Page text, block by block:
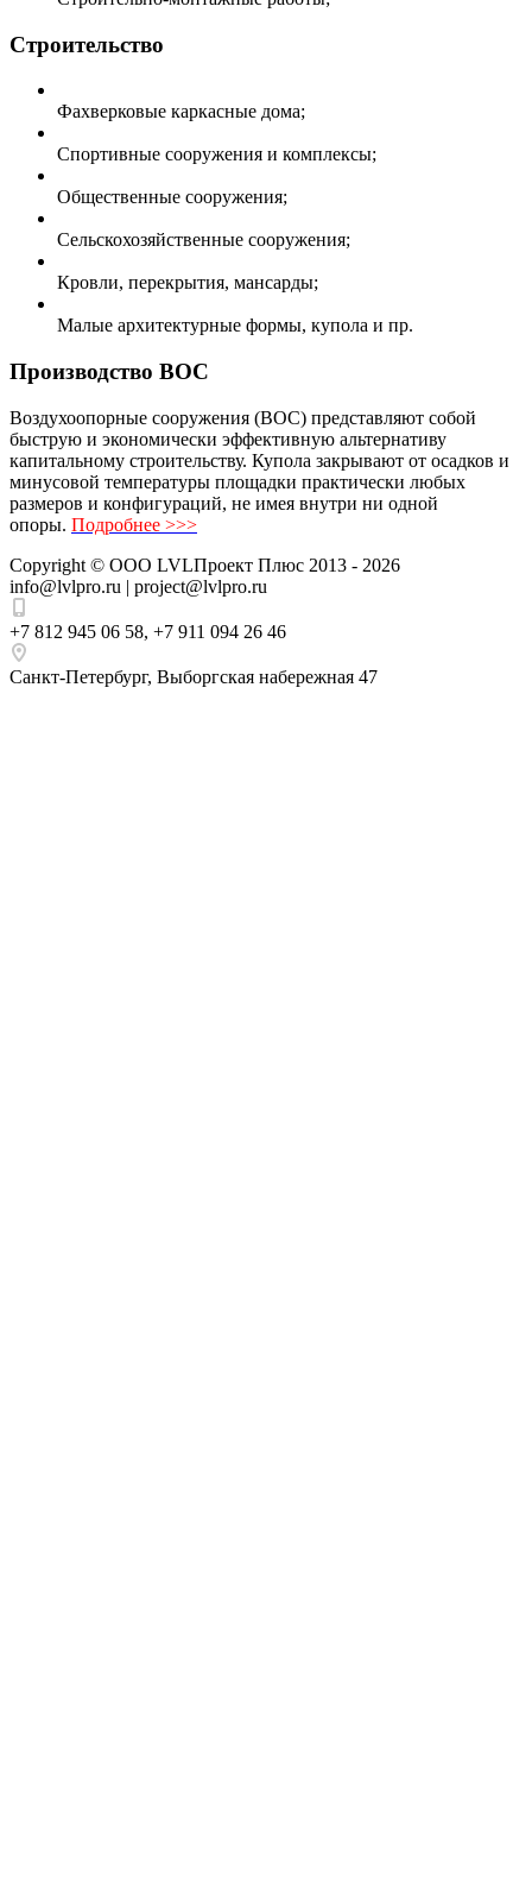
Строительство
Фахверковые каркасные дома;
Спортивные сооружения и комплексы;
Общественные сооружения;
Сельскохозяйственные сооружения;
Кровли, перекрытия, мансарды;
Малые архитектурные формы, купола и пр.
Производство ВОС
Воздухоопорные сооружения (ВОС) представляют собой
быструю и экономически эффективную альтернативу
капитальному строительству. Купола закрывают от осадков и
минусовой температуры площадки практически любых
размеров и конфигураций, не имея внутри ни одной
опоры. Подробнее >>>
Copyright © ООО LVLПроект Плюс 2013 - 2026
info@lvlpro.ru | project@lvlpro.ru
+7 812 945 06 58, +7 911 094 26 46
Санкт-Петербург, Выборгская набережная 47